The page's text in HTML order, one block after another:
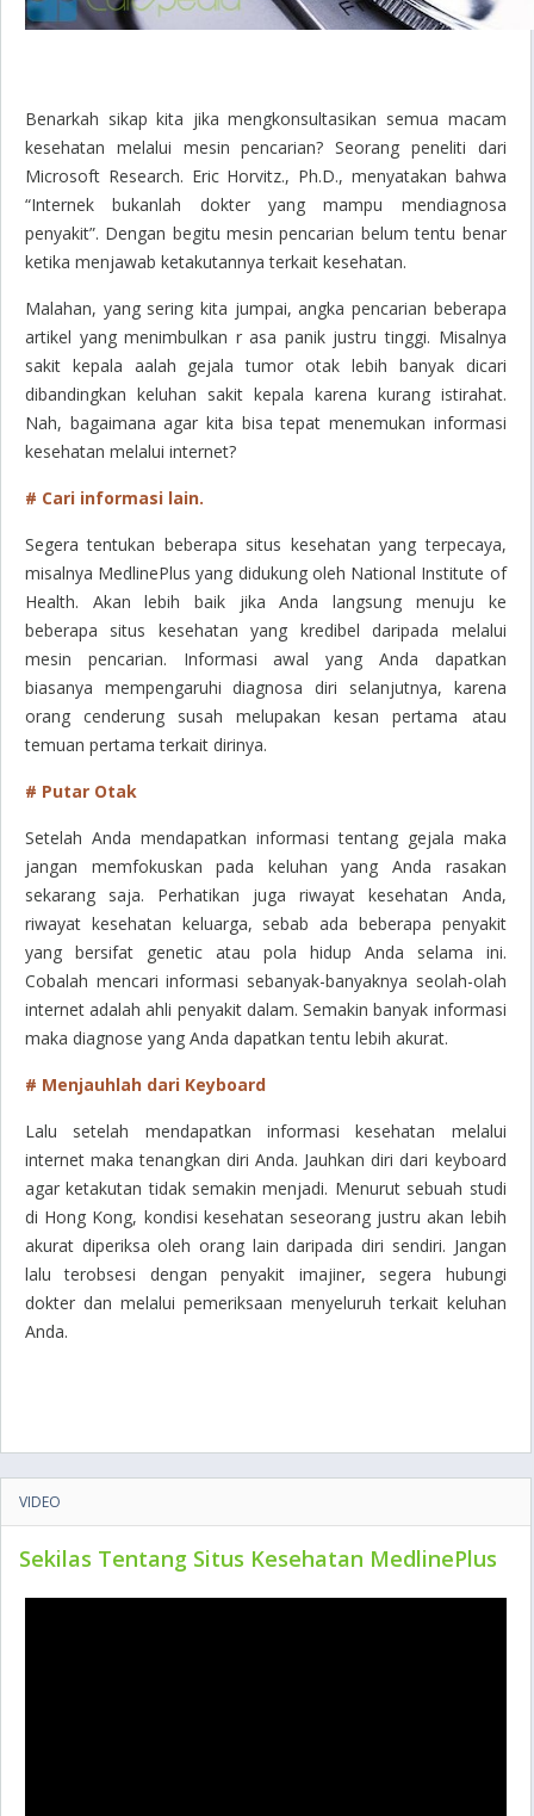
Benarkah sikap kita jika mengkonsultasikan semua macam
kesehatan melalui mesin pencarian? Seorang peneliti dari
Microsoft Research. Eric Horvitz., Ph.D., menyatakan bahwa
“Internek bukanlah dokter yang mampu mendiagnosa
penyakit”. Dengan begitu mesin pencarian belum tentu benar
ketika menjawab ketakutannya terkait kesehatan.
Malahan, yang sering kita jumpai, angka pencarian beberapa
artikel yang menimbulkan r asa panik justru tinggi. Misalnya
sakit kepala aalah gejala tumor otak lebih banyak dicari
dibandingkan keluhan sakit kepala karena kurang istirahat.
Nah, bagaimana agar kita bisa tepat menemukan informasi
kesehatan melalui internet?
# Cari informasi lain.
Segera tentukan beberapa situs kesehatan yang terpecaya,
misalnya MedlinePlus yang didukung oleh National Institute of
Health. Akan lebih baik jika Anda langsung menuju ke
beberapa situs kesehatan yang kredibel daripada melalui
mesin pencarian. Informasi awal yang Anda dapatkan
biasanya mempengaruhi diagnosa diri selanjutnya, karena
orang cenderung susah melupakan kesan pertama atau
temuan pertama terkait dirinya.
# Putar Otak
Setelah Anda mendapatkan informasi tentang gejala maka
jangan memfokuskan pada keluhan yang Anda rasakan
sekarang saja. Perhatikan juga riwayat kesehatan Anda,
riwayat kesehatan keluarga, sebab ada beberapa penyakit
yang bersifat genetic atau pola hidup Anda selama ini.
Cobalah mencari informasi sebanyak-banyaknya seolah-olah
internet adalah ahli penyakit dalam. Semakin banyak informasi
maka diagnose yang Anda dapatkan tentu lebih akurat.
# Menjauhlah dari Keyboard
Lalu setelah mendapatkan informasi kesehatan melalui
internet maka tenangkan diri Anda. Jauhkan diri dari keyboard
agar ketakutan tidak semakin menjadi. Menurut sebuah studi
di Hong Kong, kondisi kesehatan seseorang justru akan lebih
akurat diperiksa oleh orang lain daripada diri sendiri. Jangan
lalu terobsesi dengan penyakit imajiner, segera hubungi
dokter dan melalui pemeriksaan menyeluruh terkait keluhan
Anda.
VIDEO
Sekilas Tentang Situs Kesehatan MedlinePlus